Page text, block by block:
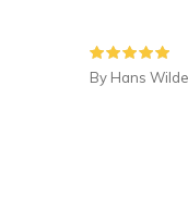
By Hans